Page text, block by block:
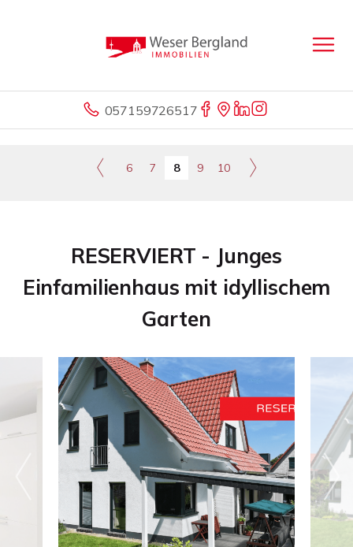
057159726517
6 7 8 9 10
RESERVIERT - Junges
Einfamilienhaus mit idyllischem
Garten